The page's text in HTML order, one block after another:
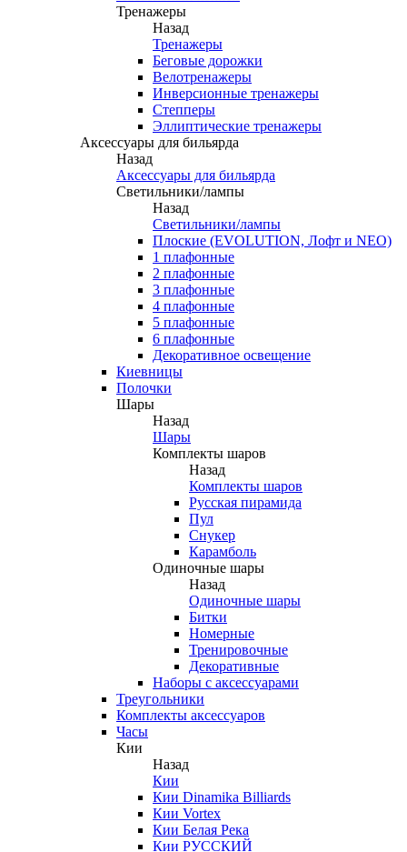
Тренажеры
Назад
Тренажеры
Беговые дорожки
Велотренажеры
Инверсионные тренажеры
Степперы
Эллиптические тренажеры
Аксессуары для бильярда
Назад
Аксессуары для бильярда
Светильники/лампы
Назад
Светильники/лампы
Плоские (EVOLUTION, Лофт и NEO)
1 плафонные
2 плафонные
3 плафонные
4 плафонные
5 плафонные
6 плафонные
Декоративное освещение
Киевницы
Полочки
Шары
Назад
Шары
Комплекты шаров
Назад
Комплекты шаров
Русская пирамида
Пул
Снукер
Карамболь
Одиночные шары
Назад
Одиночные шары
Битки
Номерные
Тренировочные
Декоративные
Наборы с аксессуарами
Треугольники
Комплекты аксессуаров
Часы
Кии
Назад
Кии
Кии Dinamika Billiards
Кии Vortex
Кии Белая Река
Кии РУССКИЙ